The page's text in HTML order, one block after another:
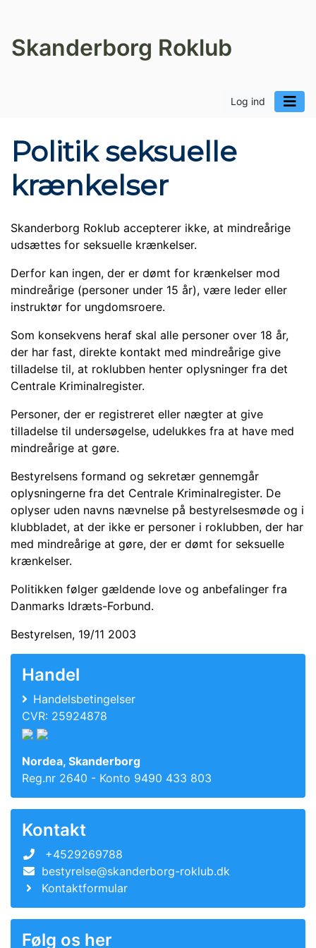
Skanderborg Roklub
Log ind
Politik seksuelle
krænkelser
Skanderborg Roklub accepterer ikke, at mindreårige
udsættes for seksuelle krænkelser.
Derfor kan ingen, der er dømt for krænkelser mod
mindreårige (personer under 15 år), være leder eller
instruktør for ungdomsroere.
Som konsekvens heraf skal alle personer over 18 år,
der har fast, direkte kontakt med mindreårige give
tilladelse til, at roklubben henter oplysninger fra det
Centrale Kriminalregister.
Personer, der er registreret eller nægter at give
tilladelse til undersøgelse, udelukkes fra at have med
mindreårige at gøre.
Bestyrelsens formand og sekretær gennemgår
oplysningerne fra det Centrale Kriminalregister. De
oplyser uden navns nævnelse på bestyrelsesmøde og i
klubbladet, at der ikke er personer i roklubben, der har
med mindreårige at gøre, der er dømt for seksuelle
krænkelser.
Politikken følger gældende love og anbefalinger fra
Danmarks Idræts-Forbund.
Bestyrelsen, 19/11 2003
Handel
Handelsbetingelser
CVR: 25924878
Nordea, Skanderborg
Reg.nr 2640 - Konto 9490 433 803
Kontakt
+4529269788
bestyrelse@skanderborg-roklub.dk
Kontaktformular
Følg os her